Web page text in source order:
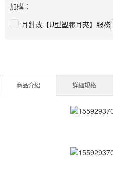
加購：
耳針改【U型塑膠耳夾】服務
商品介紹 詳細規格